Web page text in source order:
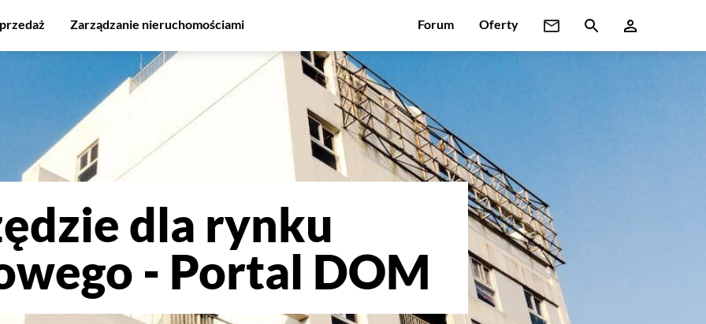
Zarządzanie nieruchomościami Forum Oferty
dla rynku
- Portal DOM